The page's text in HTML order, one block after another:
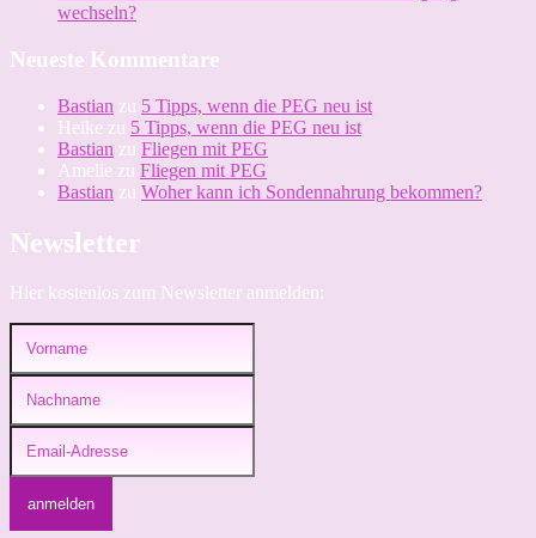
wechseln?
Neueste Kommentare
Bastian zu 5 Tipps, wenn die PEG neu ist
Heike zu 5 Tipps, wenn die PEG neu ist
Bastian zu Fliegen mit PEG
Amelie zu Fliegen mit PEG
Bastian zu Woher kann ich Sondennahrung bekommen?
Newsletter
Hier kostenlos zum Newsletter anmelden: